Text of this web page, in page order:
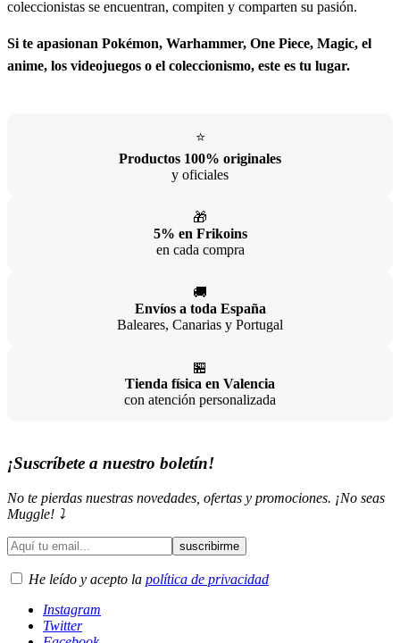
coleccionistas se encuentran, compiten y comparten su pasión.
Si te apasionan Pokémon, Warhammer, One Piece, Magic, el
anime, los videojuegos o el coleccionismo, este es tu lugar.
⭐
Productos 100% originales
y oficiales
🎁
5% en Frikoins
en cada compra
🚚
Envíos a toda España
Baleares, Canarias y Portugal
🏪
Tienda física en Valencia
con atención personalizada
¡Suscríbete a nuestro boletín!
No te pierdas nuestras novedades, ofertas y promociones. ¡No seas
Muggle! ⤵️
He leído y acepto la política de privacidad
Instagram
Twitter